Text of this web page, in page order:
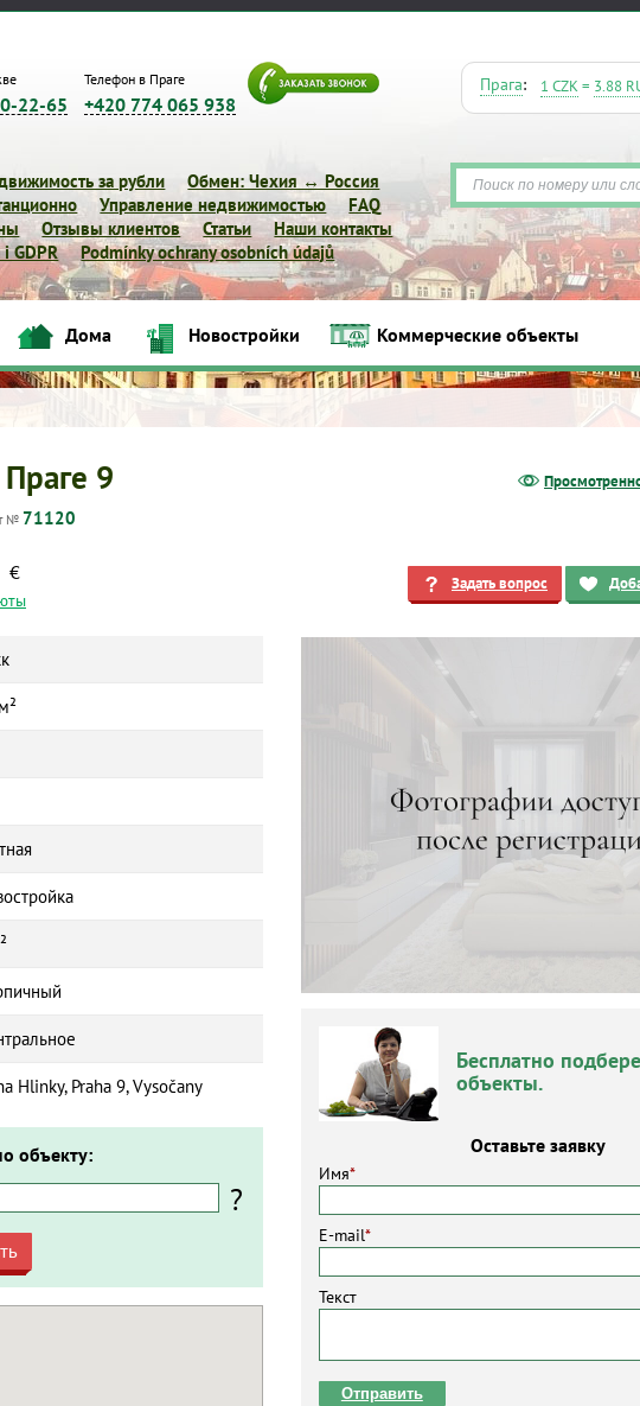
22-65
Телефон в Праге
+420 774 065 938
Прага: 1 CZK= 3.88
за рубли
Обмен: Чехия ↔ Россия
Управление недвижимостью
FAQ
Отзывы клиентов Статьи
Наши контакты
GDPR
Podmínky ochrany osobních údajů
Дома Новостройки Коммерческие объекты
9
№ 71120
Задать вопрос
Бесплатно
объекты.
Оставьте заявку
Имя*
E-mail*
Текст
Отправить
€
Hlinky, Praha 9, Vysočany
объекту:
?